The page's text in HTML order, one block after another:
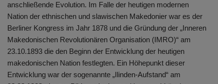
anschließende Evolution. Im Falle der heutigen modernen
Nation der ethnischen und slawischen Makedonier war es der
Berliner Kongress im Jahr 1878 und die Gründung der „Inneren
Makedonischen Revolutionären Organisation (IMRO)“ am
23.10.1893 die den Beginn der Entwicklung der heutigen
makedonischen Nation festlegten. Ein Höhepunkt dieser
Entwicklung war der sogenannte „Ilinden-Aufstand“ am